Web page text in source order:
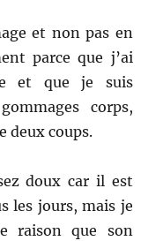
et non pas en
parce que j’ai
et que je suis
corps,
deux coups.
doux car il est
les jours, mais je
raison que son